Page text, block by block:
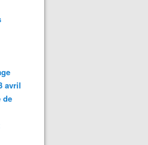
avril
de